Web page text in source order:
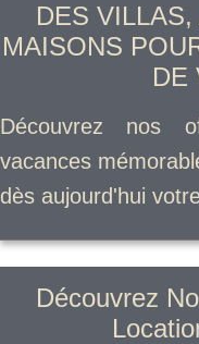
DES
MAISONS
DE
Découvrez nos
vacances
dès aujourd'hui
Découvrez